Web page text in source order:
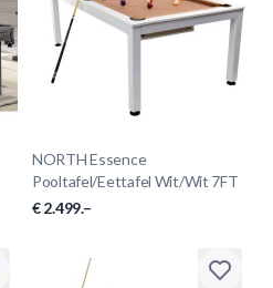
NORTH Essence
Pooltafel/Eettafel Wit/Wit 7FT
€ 2.499.–